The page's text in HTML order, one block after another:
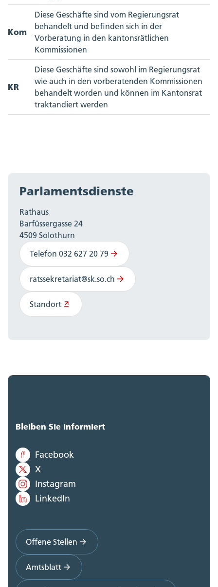
Kom
Diese Geschäfte sind vom Regierungsrat
behandelt und befinden sich in der
Vorberatung in den kantonsrätlichen
Kommissionen
KR
Diese Geschäfte sind sowohl im Regierungsrat
wie auch in den vorberatenden Kommissionen
behandelt worden und können im Kantonsrat
traktandiert werden
Parlamentsdienste
Rathaus
Barfüssergasse 24
4509 Solothurn
Telefon 032 627 20 79
ratssekretariat@sk.so.ch
Standort
Bleiben Sie informiert
Facebook
X
Instagram
LinkedIn
Offene Stellen
Amtsblatt